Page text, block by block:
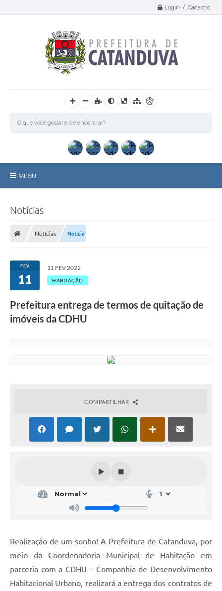
Login / Cadastro
MENU
Licitações / PCA
Transparência
Contratos
Jornal
Agenda
Notícias
Notícias Notícia
FEV
11
11 FEV 2022
HABITAÇÃO
Prefeitura entrega de termos de quitação de
imóveis da CDHU
COMPARTILHAR
Realização de um sonho! A Prefeitura de Catanduva, por
meio da Coordenadoria Municipal de Habitação em
parceria com a CDHU – Companhia de Desenvolvimento
Habitacional Urbano, realizará a entrega dos contratos de